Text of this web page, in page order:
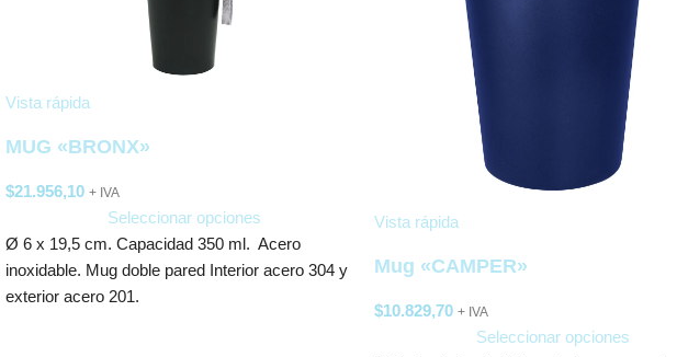
Vista rápida
MUG «BRONX»
$21.956,10 + IVA
Seleccionar opciones
Ø 6 x 19,5 cm. Capacidad 350 ml. Acero
inoxidable. Mug doble pared Interior acero 304 y
exterior acero 201.
Vista rápida
Mug «CAMPER»
$10.829,70 + IVA
Seleccionar opciones